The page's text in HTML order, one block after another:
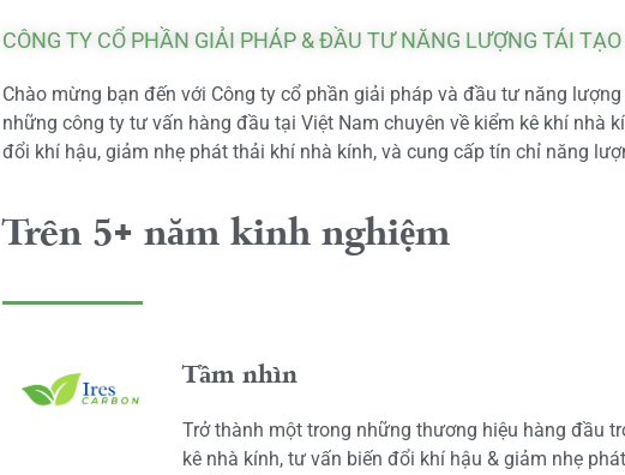
CÔNG TY CỔ PHẦN GIẢI PHÁP & ĐẦU TƯ NĂNG LƯỢNG TÁI TẠO
Chào mừng bạn đến với Công ty cổ phần giải pháp và đầu tư năng
những công ty tư vấn hàng đầu tại Việt Nam chuyên về kiểm kê khí nhà
đổi khí hậu, giảm nhẹ phát thải khí nhà kính, và cung cấp tín chỉ năng
Trên 5+ năm kinh nghiệm
Tầm nhìn
Trở thành một trong những thương hiệu hàng đầu
kê nhà kính, tư vấn biến đổi khí hậu & giảm nhẹ